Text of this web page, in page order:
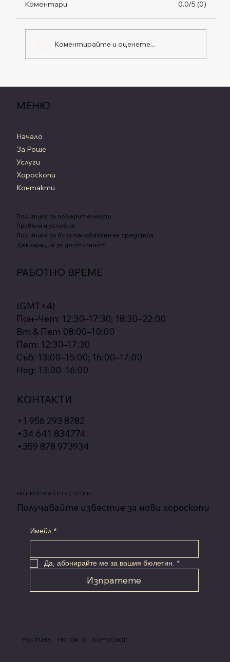
Коментари 0.0/5 (0)
Коментирайте и оценете...
МЕНЮ
Начало
За Роше
Услуги
Хороскопи
Контакти
Политика за поверителност
Правила и условия
Политика за възстановяване на средства
Декларация за достъпност
РАБОТНО ВРЕМЕ
(GMT+4)
Пон–Чет: 12:30–17:30; 18:30–22:00
Вт & Пет 08:00–10:00
Пет: 12:30–17:30
Съб: 13:00–15:00; 16:00–17:00
Нед: 13:00–16:00
КОНТАКТИ
+1 956 293 8782
+34 641 834774
+359 878 973934
НЕ ПРОПУСКАЙТЕ СТАТИИ
Получавайте известие за нови хороскопи
Имейл *
Да, абонирайте ме за вашия бюлетин. *
Изпратете
YOUTUBE TIKTOK X ХОРОСКОП